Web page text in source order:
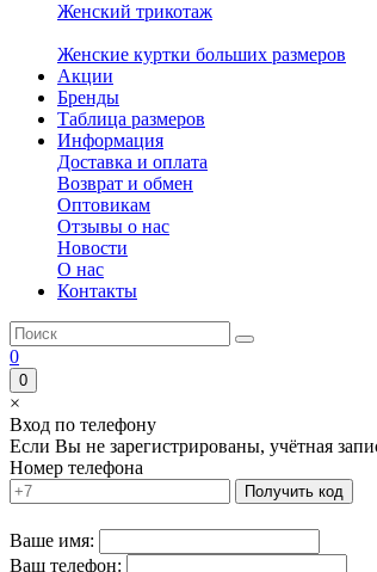
Женский трикотаж
Женские куртки больших размеров
Акции
Бренды
Таблица размеров
Информация
Доставка и оплата
Возврат и обмен
Оптовикам
Отзывы о нас
Новости
О нас
Контакты
0
0
×
Вход по телефону
Если Вы не зарегистрированы, учётная
Номер телефона
Получить код
Ваше имя:
Ваш телефон: